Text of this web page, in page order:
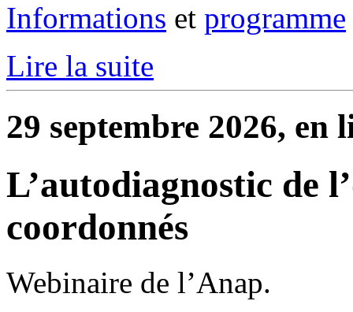
Informations et programme
Lire la suite
29 septembre 2026, en
L’autodiagnostic de
coordonnés
Webinaire de l’Anap.